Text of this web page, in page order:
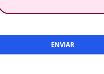
ENVIAR